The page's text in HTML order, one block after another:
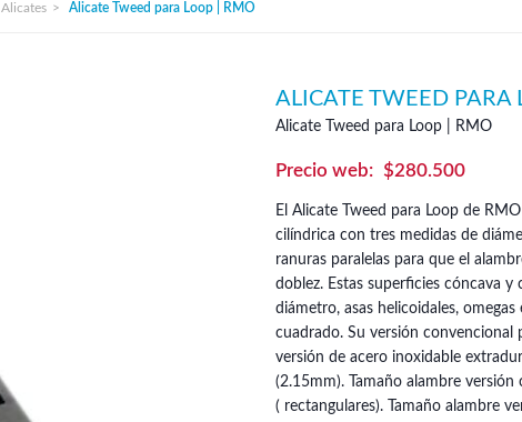
Alicates Alicate Tweed para Loop | RMO
ALICATE TWEED PARA
Alicate Tweed para Loop | RMO
$280.500
El Alicate Tweed para Loop de
cilíndrica con tres medidas de
ranuras paralelas para que el
doblez. Estas superficies cóncava
diámetro, asas helicoidales,
cuadrado. Su versión convencional
versión de acero inoxidable
(2.15mm). Tamaño alambre
( rectangulares). Tamaño alambre